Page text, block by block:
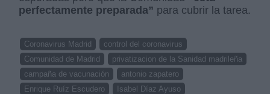
perfectamente preparada” para cubrir la tarea.
Coronavirus Madrid
control del coronavirus
Comunidad de Madrid
privatizacion de la Sanidad madrileña
campaña de vacunación
antonio zapatero
Enrique Ruíz Escudero
Isabel Díaz Ayuso